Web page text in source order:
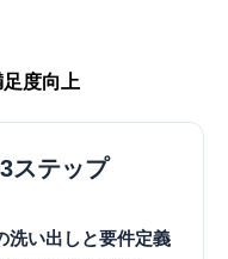
度向上
ステップ
洗い出しと要件定義